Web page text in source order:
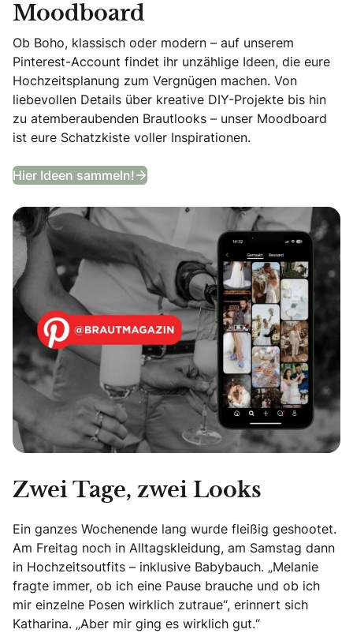
Moodboard
Ob Boho, klassisch oder modern – auf unserem
Pinterest-Account findet ihr unzählige Ideen, die eure
Hochzeitsplanung zum Vergnügen machen. Von
liebevollen Details über kreative DIY-Projekte bis hin
zu atemberaubenden Brautlooks – unser Moodboard
ist eure Schatzkiste voller Inspirationen.
Hier Ideen sammeln! Entdeckt unser Hochzeits-
Zwei Tage, zwei Looks
Ein ganzes Wochenende lang wurde fleißig geshootet.
Am Freitag noch in Alltagskleidung, am Samstag dann
in Hochzeitsoutfits – inklusive Babybauch. „Melanie
fragte immer, ob ich eine Pause brauche und ob ich
mir einzelne Posen wirklich zutraue“, erinnert sich
Katharina. „Aber mir ging es wirklich gut.“